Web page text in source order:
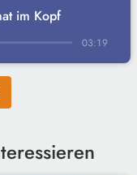
im Kopf
03:19